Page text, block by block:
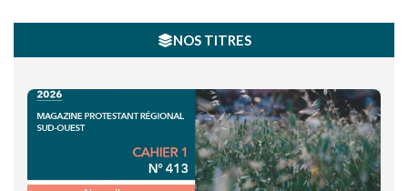
NOS TITRES